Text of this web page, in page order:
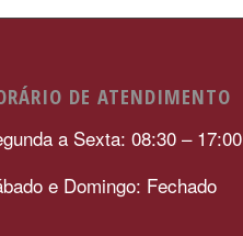
DE ATENDIMENTO
a Sexta: 08:30 – 17:00
e Domingo: Fechado